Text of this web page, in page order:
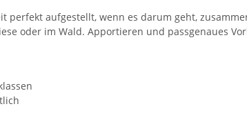
perfekt aufgestellt, wenn es darum geht,
oder im Wald. Apportieren und passgenaues